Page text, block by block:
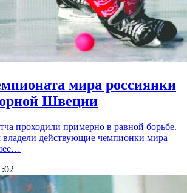
мира россиянки
Швеции
проходили примерно в равной борьбе.
действующие чемпионки мира –